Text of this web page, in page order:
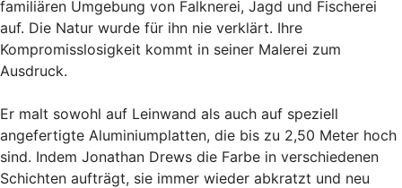
familiären Umgebung von Falknerei, Jagd und Fischerei
auf. Die Natur wurde für ihn nie verklärt. Ihre
Kompromisslosigkeit kommt in seiner Malerei zum
Ausdruck.
Er malt sowohl auf Leinwand als auch auf speziell
angefertigte Aluminiumplatten, die bis zu 2,50 Meter hoch
sind. Indem Jonathan Drews die Farbe in verschiedenen
Schichten aufträgt, sie immer wieder abkratzt und neu